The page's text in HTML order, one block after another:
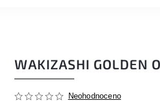
WAKIZASHI GOLDEN
Neohodnoceno